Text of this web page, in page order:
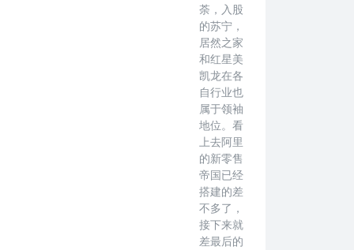
荼，入股
的苏宁，
居然之家
和红星美
凯龙在各
自行业也
属于领袖
地位。看
上去阿里
的新零售
帝国已经
搭建的差
不多了，
接下来就
差最后的